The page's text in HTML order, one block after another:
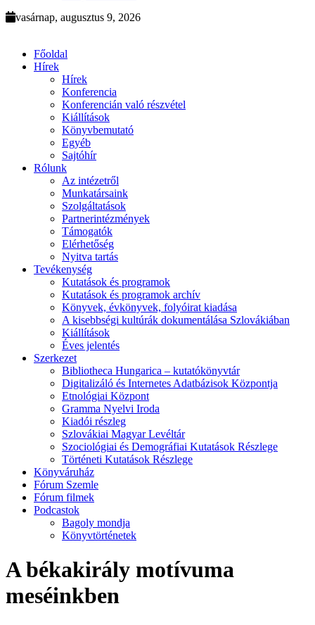
vasárnap, augusztus 9, 2026
Főoldal
Hírek
Hírek
Konferencia
Konferencián való részvétel
Kiállítások
Könyvbemutató
Egyéb
Sajtóhír
Rólunk
Az intézetről
Munkatársaink
Szolgáltatások
Partnerintézmények
Támogatók
Elérhetőség
Nyitva tartás
Tevékenység
Kutatások és programok
Kutatások és programok archív
Könyvek, évkönyvek, folyóirat kiadása
A kisebbségi kultúrák dokumentálása Szlovákiában
Kiállítások
Éves jelentés
Szerkezet
Bibliotheca Hungarica – kutatókönyvtár
Digitalizáló és Internetes Adatbázisok Központja
Etnológiai Központ
Gramma Nyelvi Iroda
Kiadói részleg
Szlovákiai Magyar Levéltár
Szociológiai és Demográfiai Kutatások Részlege
Történeti Kutatások Részlege
Könyváruház
Fórum Szemle
Fórum filmek
Podcastok
Bagoly mondja
Könyvtörténetek
A békakirály motívuma
meséinkben